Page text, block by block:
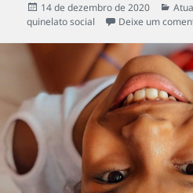
Publicado
em
14 de dezembro de 2020
quinelato social
Deixe um